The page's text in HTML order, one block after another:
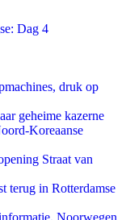
Dag 4
druk op
geheime kazerne
Koreaanse
Straat van
terug in Rotterdamse
Noorwegen